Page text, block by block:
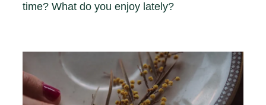
time? What do you enjoy lately?